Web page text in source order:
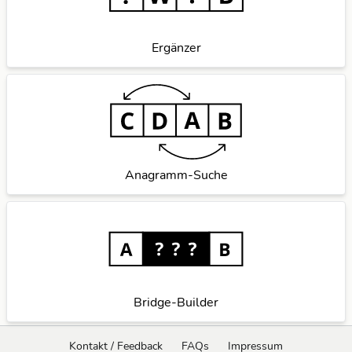
Ergänzer
Anagramm-Suche
Bridge-Builder
Kontakt / Feedback FAQs Impressum